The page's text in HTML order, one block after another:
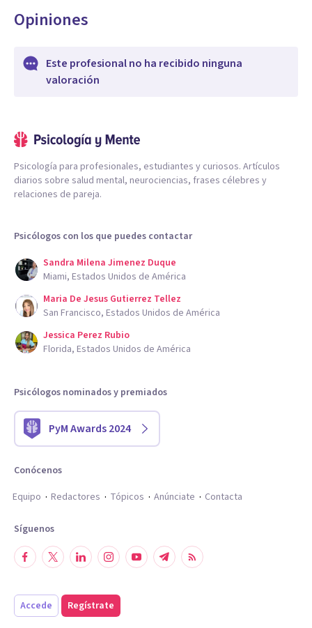
Opiniones
Este profesional no ha recibido ninguna
valoración
Psicología para profesionales, estudiantes y curiosos. Artículos
diarios sobre salud mental, neurociencias, frases célebres y
relaciones de pareja.
Psicólogos con los que puedes contactar
Sandra Milena Jimenez Duque
Miami, Estados Unidos de América
Maria De Jesus Gutierrez Tellez
San Francisco, Estados Unidos de América
Jessica Perez Rubio
Florida, Estados Unidos de América
Psicólogos nominados y premiados
PyM Awards 2024
Conócenos
Equipo
Redactores Tópicos Anúnciate Contacta
Síguenos
Accede Regístrate